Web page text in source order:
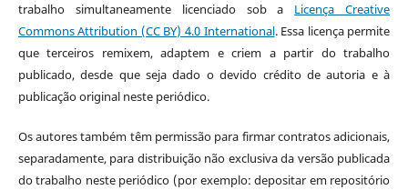
trabalho simultaneamente licenciado sob a Licença Creative
Commons Attribution (CC BY) 4.0 International. Essa licença permite
que terceiros remixem, adaptem e criem a partir do trabalho
publicado, desde que seja dado o devido crédito de autoria e à
publicação original neste periódico.
Os autores também têm permissão para firmar contratos adicionais,
separadamente, para distribuição não exclusiva da versão publicada
do trabalho neste periódico (por exemplo: depositar em repositório